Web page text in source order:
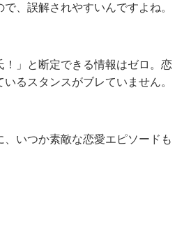
、誤解されやすいんですよね。
！」と断定できる情報はゼロ。恋
るスタンスがブレていません。
、いつか素敵な恋愛エピソードも